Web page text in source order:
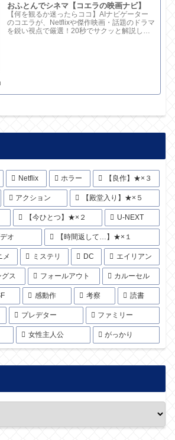
おふとんでシネマ【コエラの映画ナビ】
【何を観るか迷ったらココ】AIナビゲーター
のコエラが、Netflixや傑作映画・話題のドラマ
を鋭い視点で厳選！20秒でサクッと解説して
Netflix ホラー 【良作】★×３
アクション 【殿堂入り】★×５
【今ひとつ】★×２ U-NEXT
オ 【時間返して…】★×１
メ ミステリ DC エイリアン
ス フォールアウト カルーセル
感動作 考察 読書
プレデター ファミリー
女性主人公 がっかり